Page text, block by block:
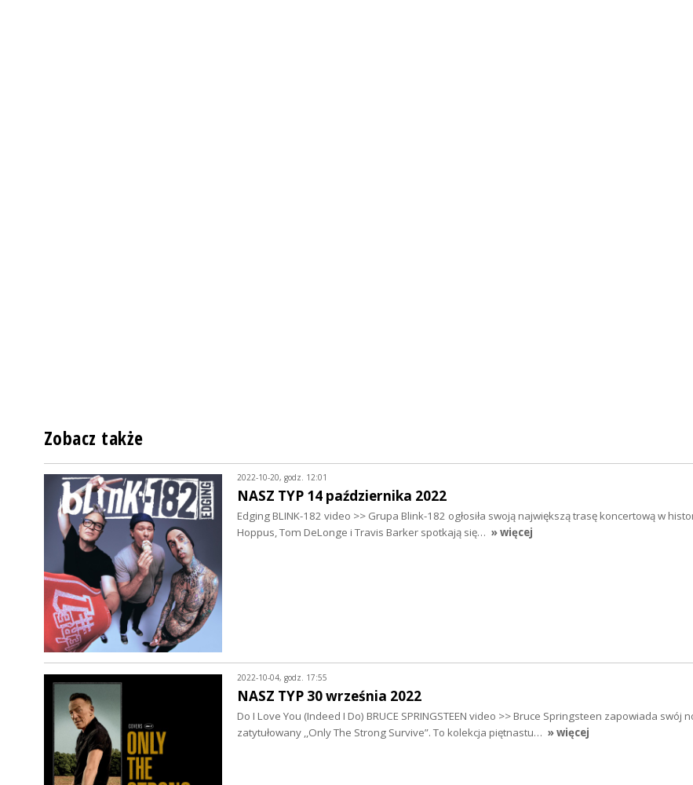
Zobacz także
2022-10-20, godz. 12:01
NASZ TYP 14 października 2022
Edging BLINK-182 video >> Grupa Blink-182 ogłosiła swoją największą trasę koncertową w
Hoppus, Tom DeLonge i Travis Barker spotkają się… » więcej
2022-10-04, godz. 17:55
NASZ TYP 30 września 2022
Do I Love You (Indeed I Do) BRUCE SPRINGSTEEN video >> Bruce Springsteen zapowiada swój
zatytułowany ,,Only The Strong Survive”. To kolekcja piętnastu… » więcej